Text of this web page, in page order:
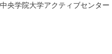
中央学院大学アクティブセンター